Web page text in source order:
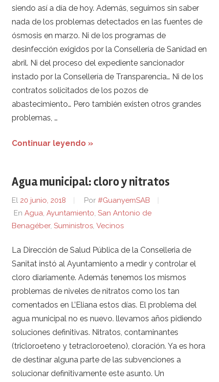
siendo así a día de hoy. Además, seguimos sin saber
nada de los problemas detectados en las fuentes de
ósmosis en marzo. Ni de los programas de
desinfección exigidos por la Consellería de Sanidad en
abril. Ni del proceso del expediente sancionador
instado por la Consellería de Transparencia… Ni de los
contratos solicitados de los pozos de
abastecimiento… Pero también existen otros grandes
problemas, …
Continuar leyendo »
Agua municipal: cloro y nitratos
El 20 junio, 2018 Por #GuanyemSAB
En Agua, Ayuntamiento, San Antonio de
Benagéber, Suministros, Vecinos
La Dirección de Salud Pública de la Conselleria de
Sanitat instó al Ayuntamiento a medir y controlar el
cloro diariamente. Además tenemos los mismos
problemas de niveles de nitratos como los tan
comentados en L’Eliana estos días. El problema del
agua municipal no es nuevo. llevamos años pidiendo
soluciones definitivas. Nitratos, contaminantes
(tricloroeteno y tetracloroeteno), cloración. Ya es hora
de destinar alguna parte de las subvenciones a
solucionar definitivamente este asunto. Un